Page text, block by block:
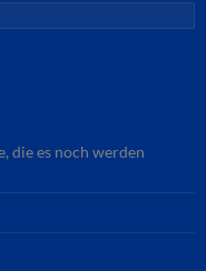
die es noch werden